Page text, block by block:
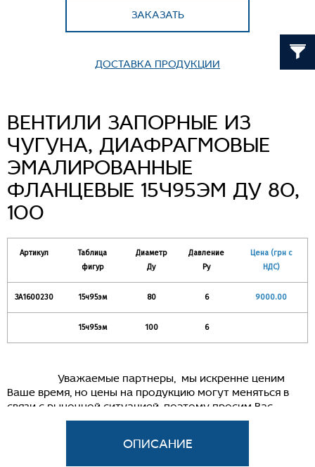
ЗАКАЗАТЬ
ДОСТАВКА ПРОДУКЦИИ
ВЕНТИЛИ ЗАПОРНЫЕ ИЗ
ЧУГУНА, ДИАФРАГМОВЫЕ
ЭМАЛИРОВАННЫЕ
ФЛАНЦЕВЫЕ 15Ч95ЭМ ДУ 80,
100
Артикул
Таблица
фигур
Диаметр
Ду
Давление
Ру
Цена (грн с
НДС)
ЗА1600230 15ч95эм 80 6 9000.00
15ч95эм 100 6
Уважаемые партнеры, мы искренне ценим
Ваше время, но цены на продукцию могут меняться в
связи с рыночной ситуацией, поэтому просим Вас
связываться с нашим менеджером для уточнения